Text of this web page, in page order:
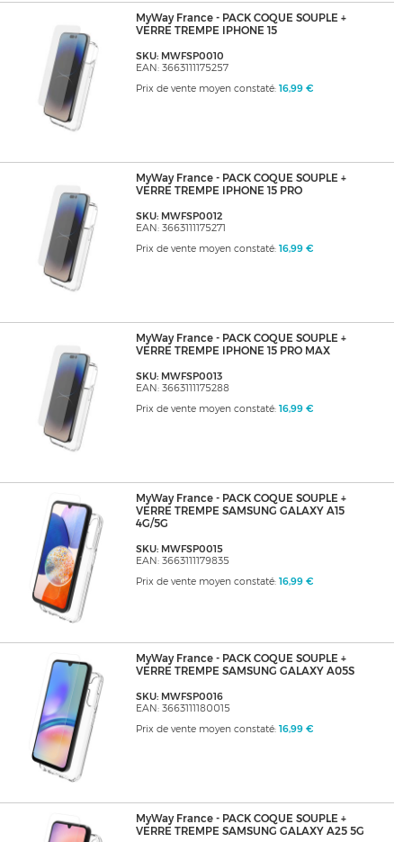
MyWay France - PACK COQUE SOUPLE +
VERRE TREMPE IPHONE 15
SKU: MWFSP0010
EAN: 3663111175257
Prix de vente moyen constaté: 16,99 €
MyWay France - PACK COQUE SOUPLE +
VERRE TREMPE IPHONE 15 PRO
SKU: MWFSP0012
EAN: 3663111175271
Prix de vente moyen constaté: 16,99 €
MyWay France - PACK COQUE SOUPLE +
VERRE TREMPE IPHONE 15 PRO MAX
SKU: MWFSP0013
EAN: 3663111175288
Prix de vente moyen constaté: 16,99 €
MyWay France - PACK COQUE SOUPLE +
VERRE TREMPE SAMSUNG GALAXY A15
4G/5G
SKU: MWFSP0015
EAN: 3663111179835
Prix de vente moyen constaté: 16,99 €
MyWay France - PACK COQUE SOUPLE +
VERRE TREMPE SAMSUNG GALAXY A05S
SKU: MWFSP0016
EAN: 3663111180015
Prix de vente moyen constaté: 16,99 €
MyWay France - PACK COQUE SOUPLE +
VERRE TREMPE SAMSUNG GALAXY A25 5G